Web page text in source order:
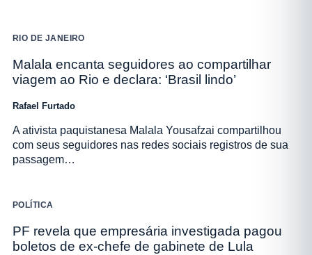
RIO DE JANEIRO
Malala encanta seguidores ao compartilhar
viagem ao Rio e declara: ‘Brasil lindo’
Rafael Furtado
A ativista paquistanesa Malala Yousafzai compartilhou
com seus seguidores nas redes sociais registros de sua
passagem…
POLÍTICA
PF revela que empresária investigada pagou
boletos de ex-chefe de gabinete de Lula